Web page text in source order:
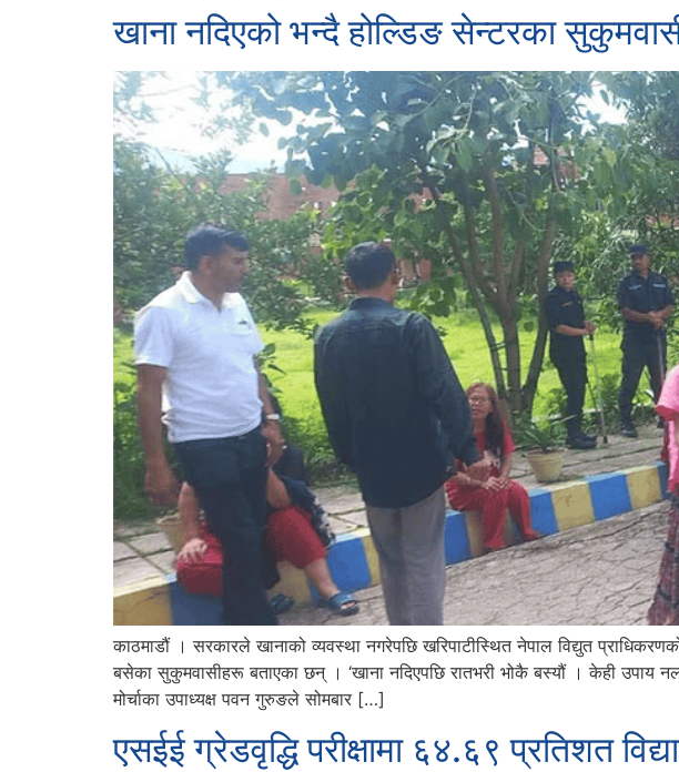
खाना नदिएको भन्दै होल्डिङ सेन्टरका
काठमाडौं । सरकारले खानाको व्यवस्था नगरेपछि खरिपाटीस्थित नेपाल विद्युत
बसेका सुकुमवासीहरू बताएका छन् । ‘खाना नदिएपछि रातभरी भोकै बस्यौं । केही उपाय
मोर्चाका उपाध्यक्ष पवन गुरुङले सोमबार […]
एसईई ग्रेडवृद्धि परीक्षामा ६४.६९ प्रतिशत